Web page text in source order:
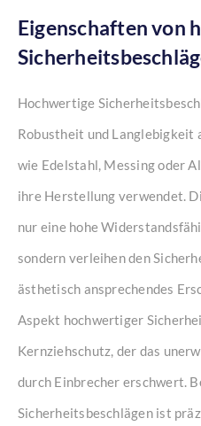
Eigenschaften von
Hochwertige
Robustheit und Langlebigkeit
wie Edelstahl, Messing oder
ihre Herstellung verwendet.
nur eine hohe
sondern verleihen den
ästhetisch ansprechendes
Aspekt hochwertiger
Kernziehschutz, der das
durch Einbrecher erschwert.
Sicherheitsbeschlägen ist